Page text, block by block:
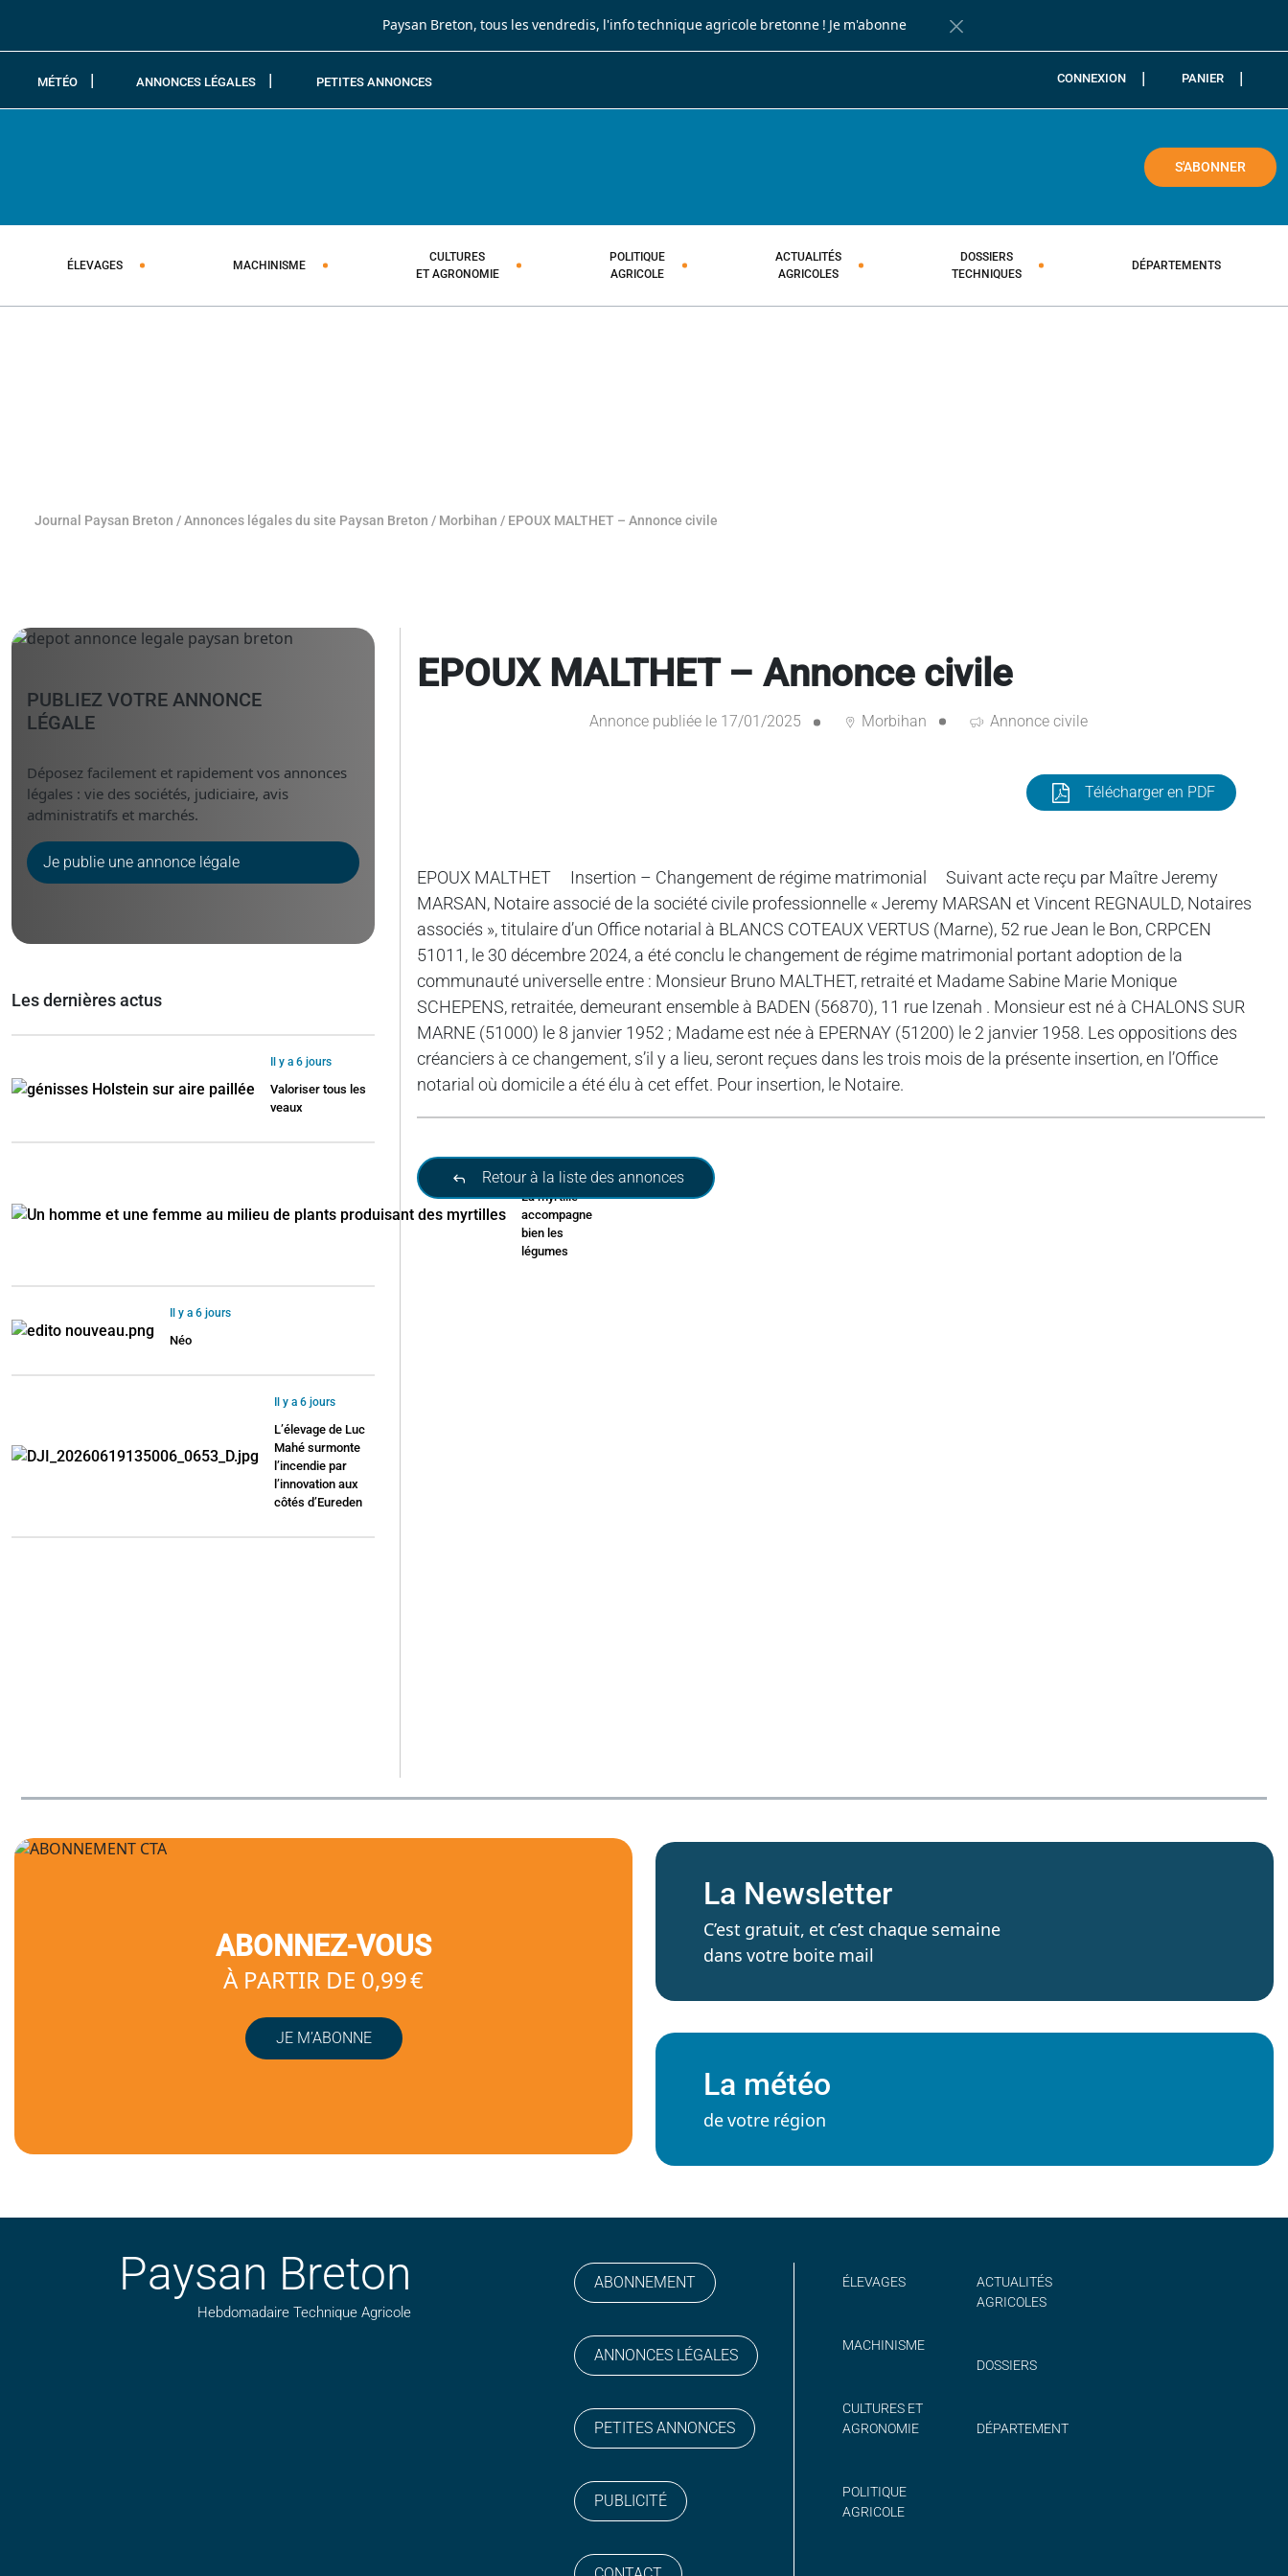
Paysan Breton, tous les vendredis, l'info technique agricole bretonne ! Je m'abonne
Fermer la barre de notification
MÉTÉO ANNONCES LÉGALES PETITES ANNONCES CONNEXION PANIER
S'ABONNER
ÉLEVAGES MACHINISME
CULTURES
ET AGRONOMIE
POLITIQUE
AGRICOLE
ACTUALITÉS
AGRICOLES
DOSSIERS
TECHNIQUES
DÉPARTEMENTS
Journal Paysan Breton /Annonces légales du site Paysan Breton / Morbihan / EPOUX MALTHET – Annonce civile
EPOUX MALTHET – Annonce civile
Annonce publiée le 17/01/2025 Morbihan Annonce civile
Télécharger en PDF
EPOUX MALTHET Insertion – Changement de régime matrimonial Suivant acte reçu par Maître Jeremy
MARSAN, Notaire associé de la société civile professionnelle « Jeremy MARSAN et Vincent REGNAULD, Notaires
associés », titulaire d’un Office notarial à BLANCS COTEAUX VERTUS (Marne), 52 rue Jean le Bon, CRPCEN
51011, le 30 décembre 2024, a été conclu le changement de régime matrimonial portant adoption de la
communauté universelle entre : Monsieur Bruno MALTHET, retraité et Madame Sabine Marie Monique
SCHEPENS, retraitée, demeurant ensemble à BADEN (56870), 11 rue Izenah . Monsieur est né à CHALONS SUR
MARNE (51000) le 8 janvier 1952 ; Madame est née à EPERNAY (51200) le 2 janvier 1958. Les oppositions des
créanciers à ce changement, s’il y a lieu, seront reçues dans les trois mois de la présente insertion, en l’Office
notarial où domicile a été élu à cet effet. Pour insertion, le Notaire.
Retour à la liste des annonces
PUBLIEZ VOTRE ANNONCE
LÉGALE
Déposez facilement et rapidement vos annonces
légales : vie des sociétés, judiciaire, avis
administratifs et marchés.
Je publie une annonce légale
Les dernières actus
Il y a 6 jours
Valoriser tous les
veaux
Il y a 6 jours
La myrtille
accompagne
bien les
légumes
Il y a 6 jours
Néo
Il y a 6 jours
L’élevage de Luc
Mahé surmonte
l’incendie par
l’innovation aux
côtés d’Eureden
ABONNEZ-VOUS
À PARTIR DE 0,99 €
JE M’ABONNE
La Newsletter
C’est gratuit, et c’est chaque semaine
dans votre boite mail
La météo
de votre région
Paysan Breton
Hebdomadaire Technique Agricole
ABONNEMENT
ANNONCES LÉGALES
PETITES ANNONCES
PUBLICITÉ
ÉLEVAGES
MACHINISME
CULTURES ET
AGRONOMIE
POLITIQUE
AGRICOLE
ACTUALITÉS
AGRICOLES
DOSSIERS
DÉPARTEMENT